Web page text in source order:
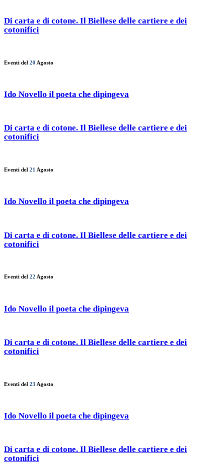
Di carta e di cotone. Il Biellese delle cartiere e dei
cotonifici
Eventi del 20 Agosto
Ido Novello il poeta che dipingeva
Di carta e di cotone. Il Biellese delle cartiere e dei
cotonifici
Eventi del 21 Agosto
Ido Novello il poeta che dipingeva
Di carta e di cotone. Il Biellese delle cartiere e dei
cotonifici
Eventi del 22 Agosto
Ido Novello il poeta che dipingeva
Di carta e di cotone. Il Biellese delle cartiere e dei
cotonifici
Eventi del 23 Agosto
Ido Novello il poeta che dipingeva
Di carta e di cotone. Il Biellese delle cartiere e dei
cotonifici